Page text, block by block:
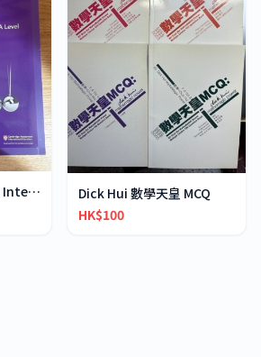
Cambridge Physics International AS & A-Level
Dick Hui 數學天皇 MCQ
HK$100